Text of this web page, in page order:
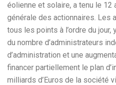
éolienne et solaire, a tenu le
générale des actionnaires. Les
tous les points à l’ordre du jour,
du nombre d’administrateurs
d’administration et une
financer partiellement le plan
milliards d’Euros de la société